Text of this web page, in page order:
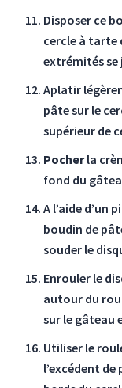
Disposer ce
cercle à tarte
extrémités
Aplatir
pâte sur le
supérieur de
Pocherla
fond du
A l’aide d’un
boudin de
souder le
Enrouler le
autour du
sur le gâteau
Utiliser le
l’excédent